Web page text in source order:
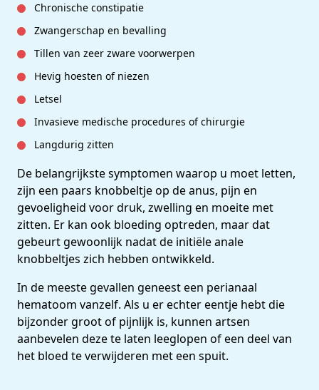
Chronische constipatie
Zwangerschap en bevalling
Tillen van zeer zware voorwerpen
Hevig hoesten of niezen
Letsel
Invasieve medische procedures of chirurgie
Langdurig zitten
De belangrijkste symptomen waarop u moet letten,
zijn een paars knobbeltje op de anus, pijn en
gevoeligheid voor druk, zwelling en moeite met
zitten. Er kan ook bloeding optreden, maar dat
gebeurt gewoonlijk nadat de initiële anale
knobbeltjes zich hebben ontwikkeld.
In de meeste gevallen geneest een perianaal
hematoom vanzelf. Als u er echter eentje hebt die
bijzonder groot of pijnlijk is, kunnen artsen
aanbevelen deze te laten leeglopen of een deel van
het bloed te verwijderen met een spuit.